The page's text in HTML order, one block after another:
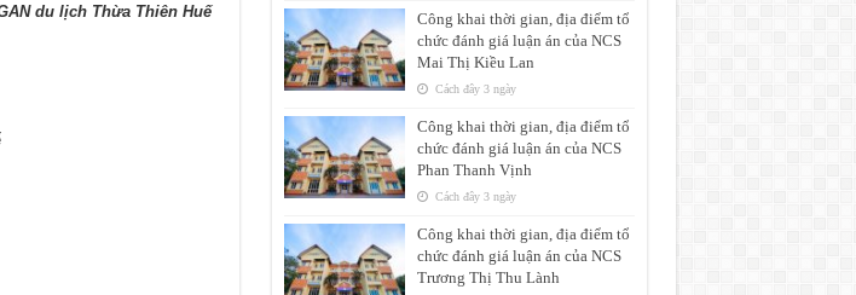
du lịch Thừa Thiên Huế
Công khai thời gian, địa điểm tổ
chức đánh giá luận án của NCS
Mai Thị Kiều Lan
Cách đây 3 ngày
Công khai thời gian, địa điểm tổ
chức đánh giá luận án của NCS
Phan Thanh Vịnh
Cách đây 3 ngày
Công khai thời gian, địa điểm tổ
chức đánh giá luận án của NCS
Trương Thị Thu Lành